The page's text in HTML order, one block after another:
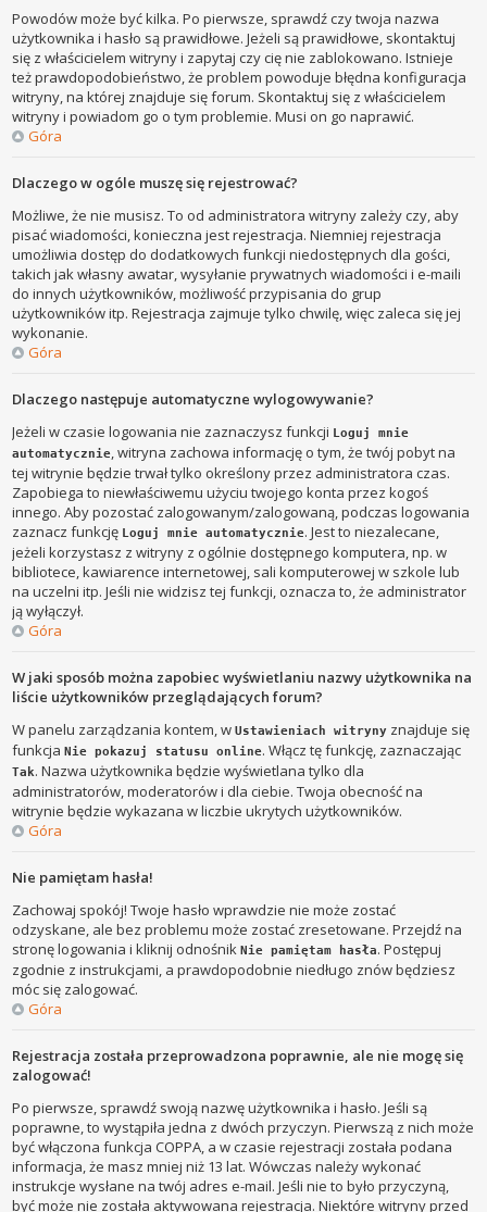
Powodów może być kilka. Po pierwsze, sprawdź czy twoja nazwa
użytkownika i hasło są prawidłowe. Jeżeli są prawidłowe, skontaktuj
się z właścicielem witryny i zapytaj czy cię nie zablokowano. Istnieje
też prawdopodobieństwo, że problem powoduje błędna konfiguracja
witryny, na której znajduje się forum. Skontaktuj się z właścicielem
witryny i powiadom go o tym problemie. Musi on go naprawić.
Góra
Dlaczego w ogóle muszę się rejestrować?
Możliwe, że nie musisz. To od administratora witryny zależy czy, aby
pisać wiadomości, konieczna jest rejestracja. Niemniej rejestracja
umożliwia dostęp do dodatkowych funkcji niedostępnych dla gości,
takich jak własny awatar, wysyłanie prywatnych wiadomości i e-maili
do innych użytkowników, możliwość przypisania do grup
użytkowników itp. Rejestracja zajmuje tylko chwilę, więc zaleca się jej
wykonanie.
Góra
Dlaczego następuje automatyczne wylogowywanie?
Jeżeli w czasie logowania nie zaznaczysz funkcji Loguj mnie
automatycznie, witryna zachowa informację o tym, że twój pobyt na
tej witrynie będzie trwał tylko określony przez administratora czas.
Zapobiega to niewłaściwemu użyciu twojego konta przez kogoś
innego. Aby pozostać zalogowanym/zalogowaną, podczas logowania
zaznacz funkcję Loguj mnie automatycznie. Jest to niezalecane,
jeżeli korzystasz z witryny z ogólnie dostępnego komputera, np. w
bibliotece, kawiarence internetowej, sali komputerowej w szkole lub
na uczelni itp. Jeśli nie widzisz tej funkcji, oznacza to, że administrator
ją wyłączył.
Góra
W jaki sposób można zapobiec wyświetlaniu nazwy użytkownika na
liście użytkowników przeglądających forum?
W panelu zarządzania kontem, wUstawieniach witryny znajduje się
funkcjaNie pokazuj statusu online. Włącz tę funkcję, zaznaczając
Tak. Nazwa użytkownika będzie wyświetlana tylko dla
administratorów, moderatorów i dla ciebie. Twoja obecność na
witrynie będzie wykazana w liczbie ukrytych użytkowników.
Góra
Nie pamiętam hasła!
Zachowaj spokój! Twoje hasło wprawdzie nie może zostać
odzyskane, ale bez problemu może zostać zresetowane. Przejdź na
stronę logowania i kliknij odnośnikNie pamiętam hasła. Postępuj
zgodnie z instrukcjami, a prawdopodobnie niedługo znów będziesz
móc się zalogować.
Góra
Rejestracja została przeprowadzona poprawnie, ale nie mogę się
zalogować!
Po pierwsze, sprawdź swoją nazwę użytkownika i hasło. Jeśli są
poprawne, to wystąpiła jedna z dwóch przyczyn. Pierwszą z nich może
być włączona funkcja COPPA, a w czasie rejestracji została podana
informacja, że masz mniej niż 13 lat. Wówczas należy wykonać
instrukcje wysłane na twój adres e-mail. Jeśli nie to było przyczyną,
być może nie została aktywowana rejestracja. Niektóre witryny przed